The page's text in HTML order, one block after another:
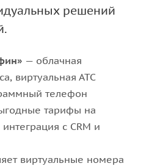
решений
— облачная
виртуальная АТС
телефон
тарифы на
с CRM и
виртуальные номера